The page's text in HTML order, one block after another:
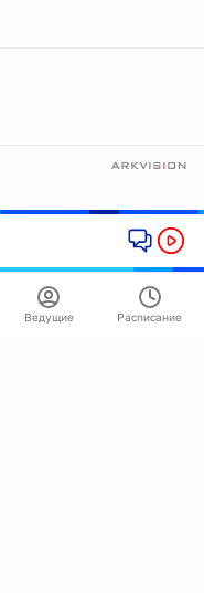
Ведущие Расписание